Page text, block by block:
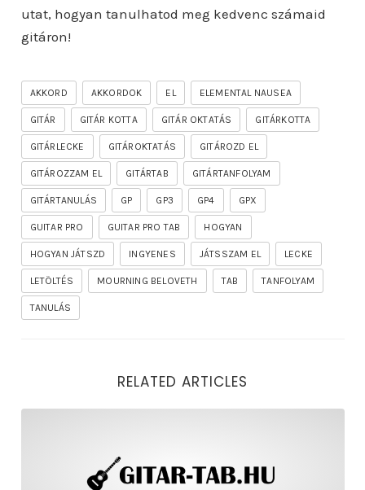
utat, hogyan tanulhatod meg kedvenc számaid
gitáron!
AKKORD AKKORDOK EL ELEMENTAL NAUSEA
GITÁR GITÁR KOTTA GITÁR OKTATÁS GITÁRKOTTA
GITÁRLECKE GITÁROKTATÁS GITÁROZD EL
GITÁROZZAM EL GITÁRTAB GITÁRTANFOLYAM
GITÁRTANULÁS GP GP3 GP4 GPX
GUITAR PRO GUITAR PRO TAB HOGYAN
HOGYAN JÁTSZD INGYENES JÁTSSZAM EL LECKE
LETÖLTÉS MOURNING BELOVETH TAB TANFOLYAM
TANULÁS
RELATED ARTICLES